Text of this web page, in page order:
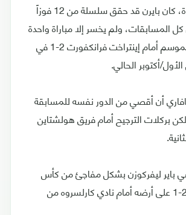
وقبل هذه المباراة، كان بايرن قد حقق سلسلة من 12 فوزاً
في كل المسابقات، ولم يخسر إلا مباراة واحدة
في الدوري هذا الموسم أمام إينتراخت فرانكفورت 2-1 في
أكتوبر الحالي.
أن أقصي من الدور نفسه للمسابقة
بركلات الترجيح أمام فريق هولشتاين
باير ليفركوزن بشكل مفاجئ من كأس
ألمانيا بسقوطه 2-1 على أرضه أمام نادي كارلسروه من